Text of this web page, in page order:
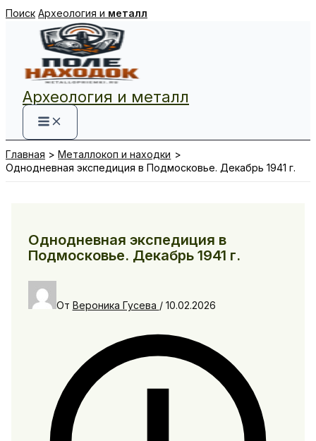
Перейти
содержимому
Поиск Археология и металл
Археология и металл
Главная
Металлокоп и находки
Однодневная экспедиция в Подмосковье. Декабрь 1941 г.
Однодневная экспедиция в
Подмосковье. Декабрь 1941 г.
От Вероника Гусева / 10.02.2026